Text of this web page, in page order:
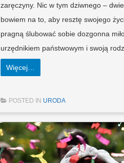
zaręczyny. Nic w tym dziwnego –
bowiem na to, aby resztę swojego
pragną ślubować sobie dozgonna
urzędnikiem państwowym i swoją
Więcej…
POSTED IN URODA